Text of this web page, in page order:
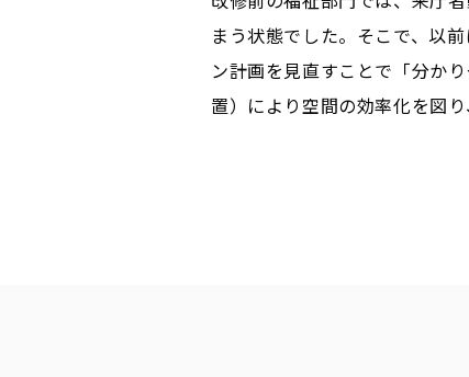
まう状態でした。そこで、以
ン計画を見直すことで「分か
置）により空間の効率化を図